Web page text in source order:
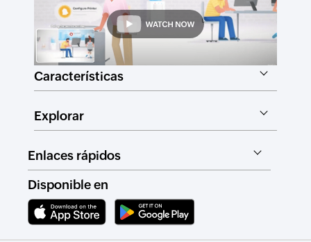
Características
Explorar
Enlaces rápidos
Disponible en